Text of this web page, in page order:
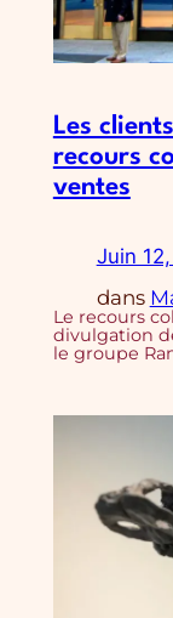
Les
recours
ventes
Juin
dans
Le recours
divulgation
le groupe